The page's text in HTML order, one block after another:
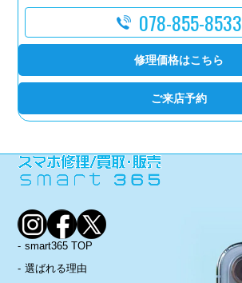
078-855-8533
修理価格はこちら
ご来店予約
smart365 TOP
選ばれる理由